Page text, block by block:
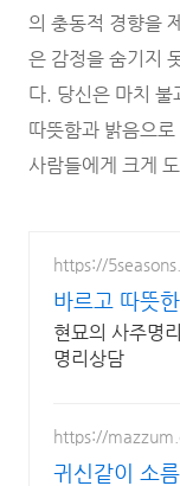
의 충동적 경향을
은 감정을 숨기지
다. 당신은 마치 불
따뜻함과 밝음으
사람들에게 크게
https://
바르고 따뜻
현묘의 사주명
명리상담
https://
귀신같이 소